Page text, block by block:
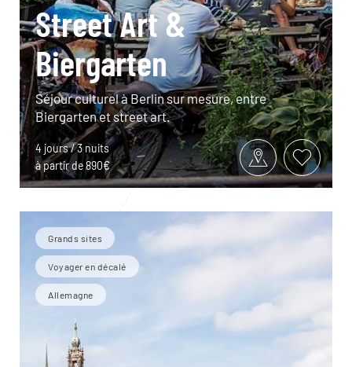
Street Art &
Biergarten
Séjour culturel à Berlin sur mesure, entre
Biergarten et street art.
4 jours / 3 nuits
à partir de 890€
Grands sites
Voyager en décalé
Allemagne